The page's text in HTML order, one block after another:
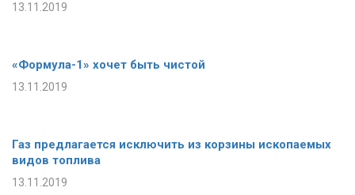
13.11.2019
«Формула-1» хочет быть чистой
13.11.2019
Газ предлагается исключить из корзины ископаемых
видов топлива
13.11.2019